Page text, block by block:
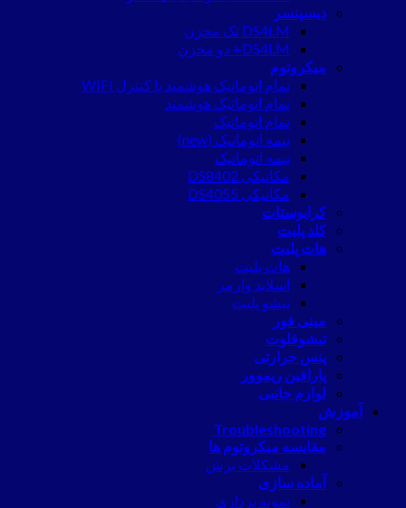
دیسپنسر
DS4LM تک مخزن
DS4LM+ دو مخزن
میکروتوم
تمام اتوماتیک هوشمند با کنترل WIFI
تمام اتوماتیک هوشمند
تمام اتوماتیک
نیمه اتوماتیک (new)
نیمه اتوماتیک
مکانیکی DS8402
مکانیکی DS4055
کرایوستات
کلد پلیت
هات پلیت
هات پلیت
اسلاید وارمر
تیشو پلیت
مینی فور
تیشوفلوت
پنس حرارتی
پارافین ریموور
لوازم جانبی
آموزش
Troubleshooting
مقایسه میکروتوم ها
مشکلات برش
آماده سازی
نمونه برداری